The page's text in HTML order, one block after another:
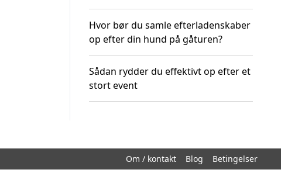
Hvor bør du samle efterladenskaber
op efter din hund på gåturen?
Sådan rydder du effektivt op efter et
stort event
Om / kontakt Blog Betingelser